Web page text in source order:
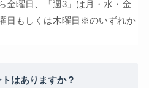
金曜日、「週3」は月・水・金
日もしくは木曜日※のいずれか
はありますか？